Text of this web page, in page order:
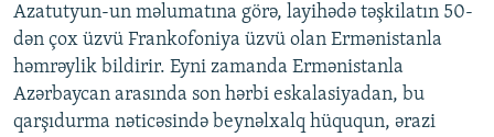
Azatutyun-un məlumatına görə, layihədə təşkilatın 50-
dən çox üzvü Frankofoniya üzvü olan Ermənistanla
həmrəylik bildirir. Eyni zamanda Ermənistanla
Azərbaycan arasında son hərbi eskalasiyadan, bu
qarşıdurma nəticəsində beynəlxalq hüququn, ərazi